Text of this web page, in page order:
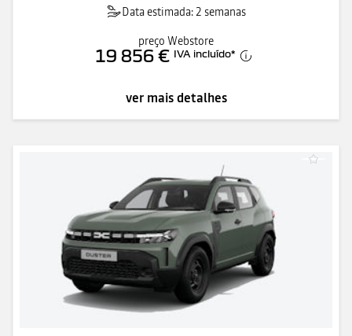
Data estimada: 2 semanas
preço Webstore
19 856 € IVA incluído*
ver mais detalhes